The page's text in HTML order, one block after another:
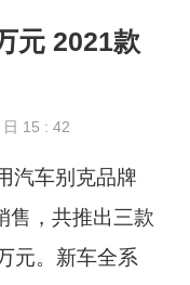
元 2021款
15 : 42
汽车别克品牌
售，共推出三款
元。新车全系